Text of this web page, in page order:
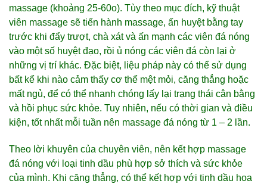
massage (khoảng 25-60o). Tùy theo mục đích, kỹ thuật
viên massage sẽ tiến hành massage, ấn huyệt bằng tay
trước khi đẩy trượt, chà xát và ấn mạnh các viên đá nóng
vào một số huyệt đạo, rồi ủ nóng các viên đá còn lại ở
những vị trí khác. Đặc biệt, liệu pháp này có thể sử dụng
bất kể khi nào cảm thấy cơ thể mệt mỏi, căng thẳng hoặc
mất ngủ, để có thể nhanh chóng lấy lại trạng thái cân bằng
và hồi phục sức khỏe. Tuy nhiên, nếu có thời gian và điều
kiện, tốt nhất mỗi tuần nên massage đá nóng từ 1 – 2 lần.
Theo lời khuyên của chuyên viên, nên kết hợp massage
đá nóng với loại tinh dầu phù hợp sở thích và sức khỏe
của mình. Khi căng thẳng, có thể kết hợp với tinh dầu hoa